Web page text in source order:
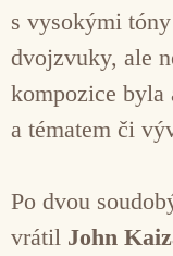
s vysokými
dvojzvuky, ale
kompozice byla
a tématem či
Po dvou
vrátil John